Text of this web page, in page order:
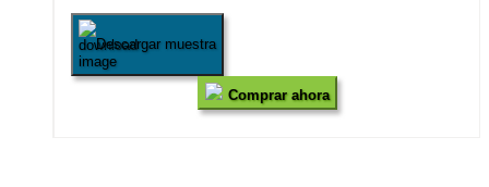
Descargar muestra
Comprar ahora